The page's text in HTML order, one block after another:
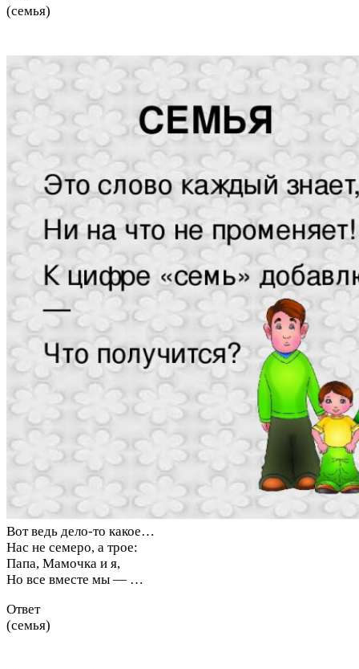
(семья)
Вот ведь дело-то какое…
Нас не семеро, а трое:
Папа, Мамочка и я,
Но все вместе мы — …
Ответ
(семья)